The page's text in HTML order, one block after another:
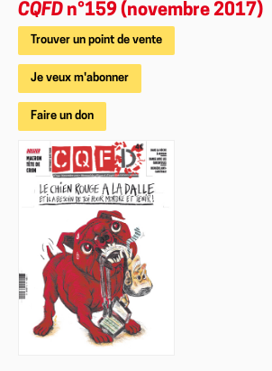
CQFD n°159 (novembre 2017)
Trouver un point de vente
Je veux m'abonner
Faire un don